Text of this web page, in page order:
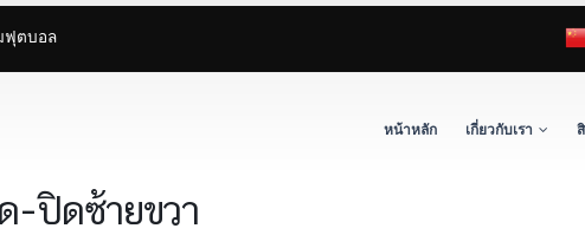
ฟุตบอล
หน้าหลัก เกี่ยวกับเรา
-ปิดซ้ายขวา